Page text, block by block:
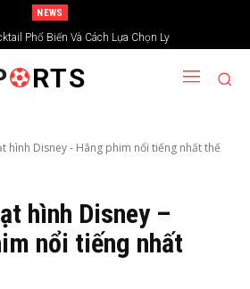
NEWS
Phổ Biến Và Cách Lựa Chọn Ly
tại kênh truyền hình chiếu phim Ấn Độ
RTS
hình Disney - Hãng phim nổi tiếng nhất thế
hình Disney –
nổi tiếng nhất